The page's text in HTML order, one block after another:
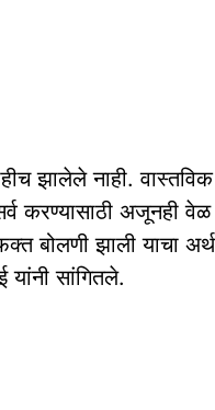
झालेले नाही.
करण्यासाठी अजूनही
बोलणी झाली याचा
सांगितले.